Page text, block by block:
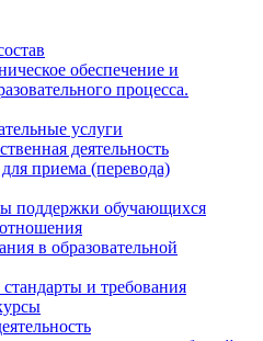
обеспечение и
процесса.
услуги
деятельность
приема (перевода)
поддержки обучающихся
в образовательной
и требования